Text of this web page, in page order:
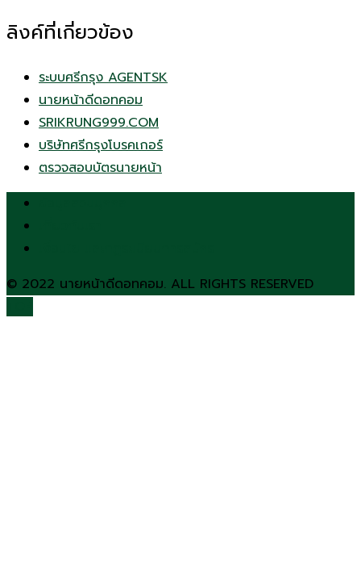
ลิงค์ที่เกี่ยวข้อง
ระบบศรีกรุง AGENTSK
นายหน้าดีดอทคอม
SRIKRUNG999.COM
บริษัทศรีกรุงโบรคเกอร์
ตรวจสอบบัตรนายหน้า
© 2022 นายหน้าดีดอทคอม. ALL RIGHTS RESERVED